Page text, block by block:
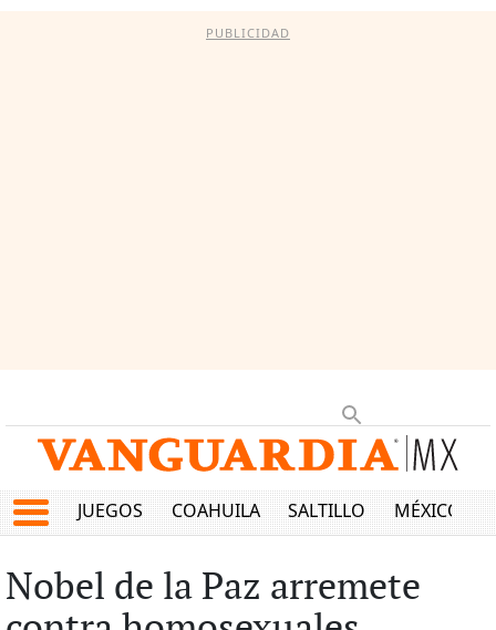
PUBLICIDAD
JUEGOS COAHUILA SALTILLO MÉXICO
Nobel de la Paz arremete